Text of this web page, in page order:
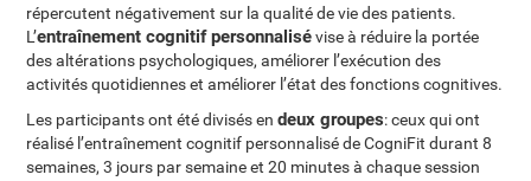
répercutent négativement sur la qualité de vie des patients.
L’entraînement cognitif personnalisévise à réduire la portée
des altérations psychologiques, améliorer l’exécution des
activités quotidiennes et améliorer l’état des fonctions cognitives.
Les participants ont été divisés endeux groupes: ceux qui ont
réalisé l’entraînement cognitif personnalisé de CogniFit durant 8
semaines, 3 jours par semaine et 20 minutes à chaque session